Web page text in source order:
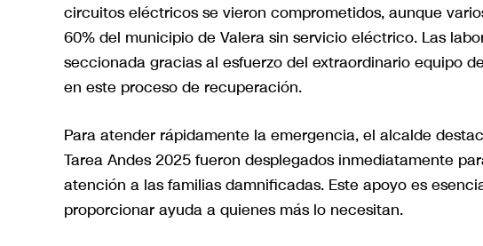
circuitos eléctricos se vieron comprometidos, aunque
60% del municipio de Valera sin servicio eléctrico. Las
seccionada gracias al esfuerzo del extraordinario equipo
en este proceso de recuperación.
Para atender rápidamente la emergencia, el alcalde
Tarea Andes 2025 fueron desplegados inmediatamente
atención a las familias damnificadas. Este apoyo es
proporcionar ayuda a quienes más lo necesitan.